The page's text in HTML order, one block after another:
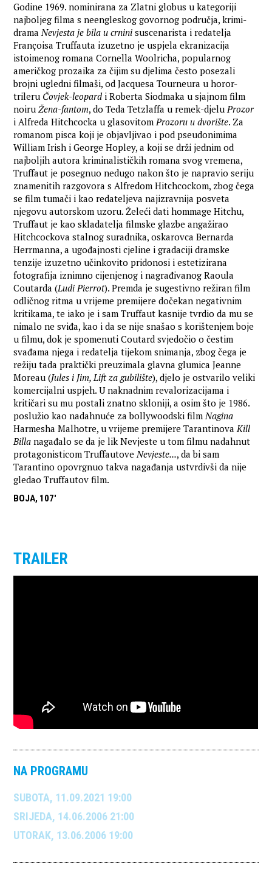
Godine 1969. nominirana za Zlatni globus u kategoriji
najboljeg filma s neengleskog govornog područja, krimi-
dramaNevjesta je bila u crninisuscenarista i redatelja
Françoisa Truffauta izuzetno je uspjela ekranizacija
istoimenog romana Cornella Woolricha, popularnog
američkog prozaika za čijim su djelima često posezali
brojni ugledni filmaši, od Jacquesa Tourneura u horor-
trileru Čovjek-leopard i Roberta Siodmaka u sjajnom film
noiruŽena-fantom, do Teda Tetzlaffa u remek-djeluProzor
i Alfreda Hitchcocka u glasovitomProzoru u dvorište. Za
romanom pisca koji je objavljivao i pod pseudonimima
William Irish i George Hopley, a koji se drži jednim od
najboljih autora kriminalističkih romana svog vremena,
Truffaut je posegnuo nedugo nakon što je napravio seriju
znamenitih razgovora s Alfredom Hitchcockom, zbog čega
se film tumači i kao redateljeva najizravnija posveta
njegovu autorskom uzoru. Želeći dati hommage Hitchu,
Truffaut je kao skladatelja filmske glazbe angažirao
Hitchcockova stalnog suradnika, oskarovca Bernarda
Herrmanna, a ugođajnosti cjeline i gradaciji dramske
tenzije izuzetno učinkovito pridonosi i estetizirana
fotografija iznimno cijenjenog i nagrađivanog Raoula
Coutarda (Ludi Pierrot). Premda je sugestivno režiran film
odličnog ritma u vrijeme premijere dočekan negativnim
kritikama, te iako je i sam Truffaut kasnije tvrdio da mu se
nimalo ne sviđa, kao i da se nije snašao s korištenjem boje
u filmu, dok je spomenuti Coutard svjedočio o čestim
svađama njega i redatelja tijekom snimanja, zbog čega je
režiju tada praktički preuzimala glavna glumica Jeanne
Moreau (Jules i Jim, Lift za gubilište), djelo je ostvarilo veliki
komercijalni uspjeh. U naknadnim revalorizacijama i
kritičari su mu postali znatno skloniji, a osim što je 1986.
poslužio kao nadahnuće za bollywoodski filmNagina
Harmesha Malhotre, u vrijeme premijere TarantinovaKill
Billanagađalo se da je lik Nevjeste u tom filmu nadahnut
protagonisticom TruffautoveNevjeste..., da bi sam
Tarantino opovrgnuo takva nagađanja ustvrdivši da nije
gledao Truffautov film.
BOJA, 107'
TRAILER
NA PROGRAMU
SUBOTA, 11.09.2021 19:00
SRIJEDA, 14.06.2006 21:00
UTORAK, 13.06.2006 19:00